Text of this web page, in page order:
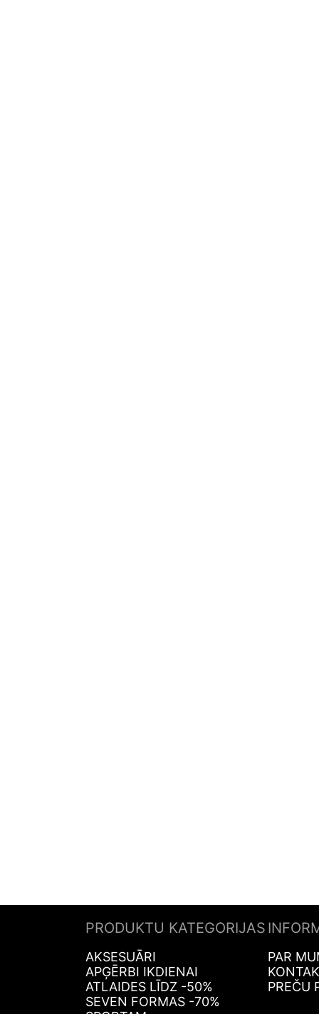
PRODUKTU KATEGORIJAS
AKSESUĀRI
APĢĒRBI IKDIENAI
ATLAIDES LĪDZ -50%
SEVEN FORMAS -70%
PAR
PREČU